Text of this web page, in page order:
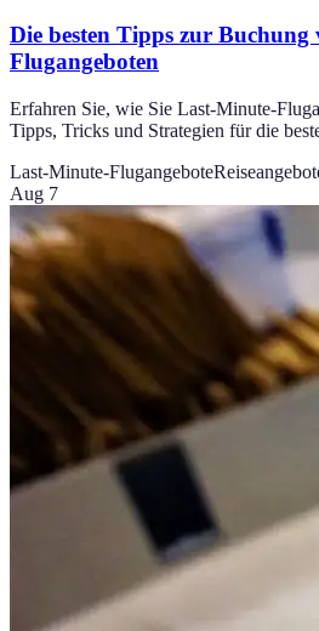
Die besten Tipps zur
Flugangeboten
Erfahren Sie, wie Sie Last-Minute-
Tipps, Tricks und Strategien für die
Last-Minute-Flugangebote
Aug 7